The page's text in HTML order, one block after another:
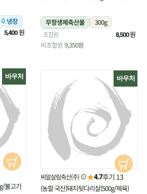
냉장
5,400원
무항생제축산물
300g
냉장
조합원 8,500원
비조합원 9,350원
바우처
불고기
바우처
씨알살림축산(주) ★4.7후기 13
(농할 국산)돼지뒷다리살(500g/제육)